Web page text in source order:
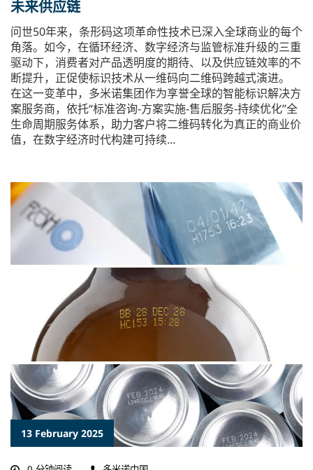
未来供应链
问世50年来，条形码这项革命性技术已深入全球商业的每个
角落。如今，在循环经济、数字经济与监管标准升级的三重
驱动下，消费者对产品透明度的期待、以及供应链效率的不
断提升，正促使标识技术从一维码向二维码跨越式演进。
在这一变革中，多米诺集团作为享誉全球的智能标识解决方
案服务商，依托“标准咨询-方案实施-售后服务-持续优化”全
生命周期服务体系，助力客户将二维码转化为真正的商业价
值，在数字经济时代构建可持续...
13 February 2025